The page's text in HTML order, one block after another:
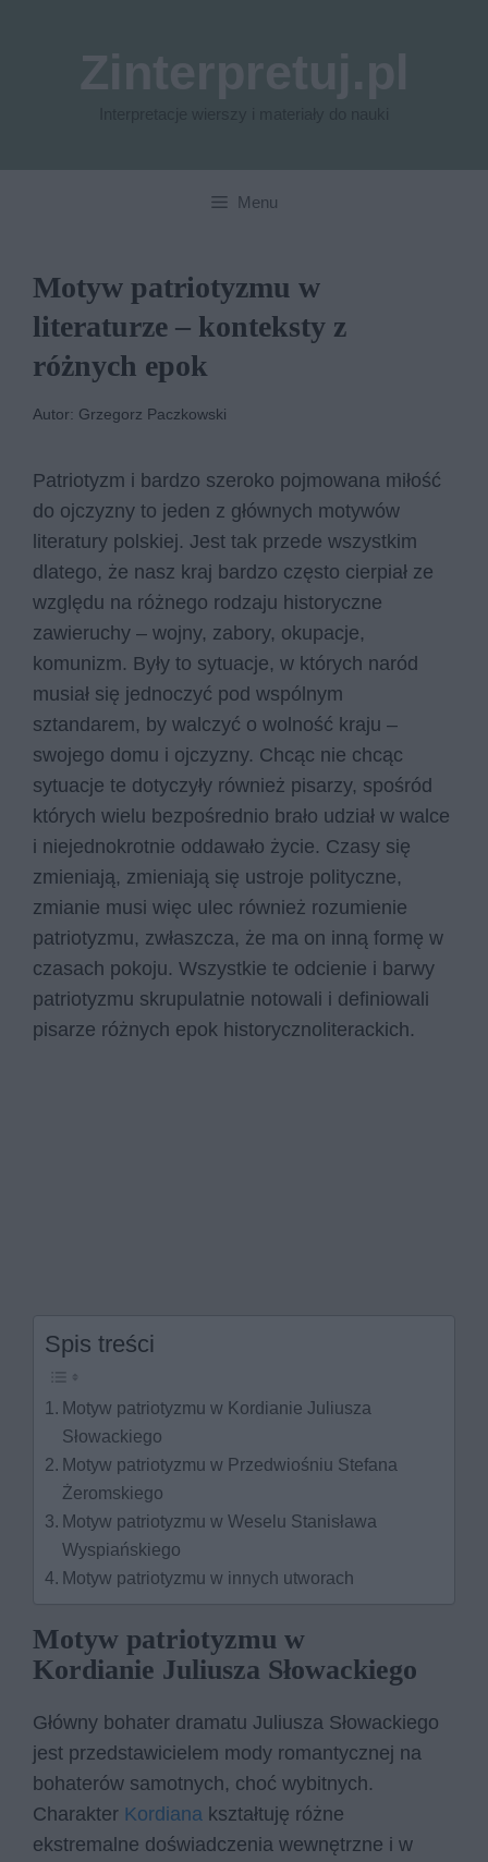
Menu
Motyw patriotyzmu w
literaturze – konteksty z
różnych epok
Autor: Grzegorz Paczkowski
Patriotyzm i bardzo szeroko pojmowana miłość
do ojczyzny to jeden z głównych motywów
literatury polskiej. Jest tak przede wszystkim
dlatego, że nasz kraj bardzo często cierpiał ze
względu na różnego rodzaju historyczne
zawieruchy – wojny, zabory, okupacje,
komunizm. Były to sytuacje, w których naród
musiał się jednoczyć pod wspólnym
sztandarem, by walczyć o wolność kraju –
swojego domu i ojczyzny. Chcąc nie chcąc
sytuacje te dotyczyły również pisarzy, spośród
których wielu bezpośrednio brało udział w walce
i niejednokrotnie oddawało życie. Czasy się
zmieniają, zmieniają się ustroje polityczne,
zmianie musi więc ulec również rozumienie
patriotyzmu, zwłaszcza, że ma on inną formę w
czasach pokoju. Wszystkie te odcienie i barwy
patriotyzmu skrupulatnie notowali i definiowali
pisarze różnych epok historycznoliterackich.
Spis treści
Motyw patriotyzmu w Kordianie Juliusza
Słowackiego
Motyw patriotyzmu w Przedwiośniu Stefana
Żeromskiego
Motyw patriotyzmu w Weselu Stanisława
Wyspiańskiego
Motyw patriotyzmu w innych utworach
Motyw patriotyzmu w
Kordianie Juliusza Słowackiego
Główny bohater dramatu Juliusza Słowackiego
jest przedstawicielem mody romantycznej na
bohaterów samotnych, choć wybitnych.
Charakter Kordiana kształtuję różne
ekstremalne doświadczenia wewnętrzne i w